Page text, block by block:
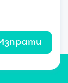
Изпрати